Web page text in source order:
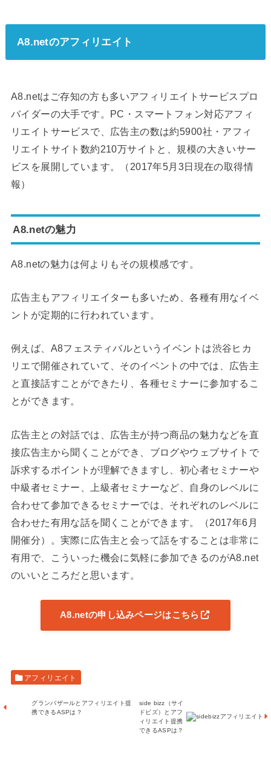
A8.netのアフィリエイト
A8.netはご存知の方も多いアフィリエイトサービスプロ
バイダーの大手です。PC・スマートフォン対応アフィ
リエイトサービスで、広告主の数は約5900社・アフィ
リエイトサイト数約210万サイトと、規模の大きいサー
ビスを展開しています。（2017年5月3日現在の取得情
報）
A8.netの魅力
A8.netの魅力は何よりもその規模感です。
広告主もアフィリエイターも多いため、各種有用なイベ
ントが定期的に行われています。
例えば、A8フェスティバルというイベントは渋谷ヒカ
リエで開催されていて、そのイベントの中では、広告主
と直接話すことができたり、各種セミナーに参加するこ
とができます。
広告主との対話では、広告主が持つ商品の魅力などを直
接広告主から聞くことができ、ブログやウェブサイトで
訴求するポイントが理解できますし、初心者セミナーや
中級者セミナー、上級者セミナーなど、自身のレベルに
合わせて参加できるセミナーでは、それぞれのレベルに
合わせた有用な話を聞くことができます。（2017年6月
開催分）。実際に広告主と会って話をすることは非常に
有用で、こういった機会に気軽に参加できるのがA8.net
のいいところだと思います。
A8.netの申し込みページはこちら
アフィリエイト
グランバザールとアフィリエイト提
携できるASPは？
side bizz（サイ
ドビズ）とアフ
ィリエイト提携
できるASPは？